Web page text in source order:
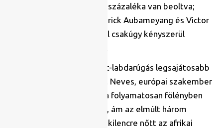
csupán a kontinens három százaléka van beoltva;
fertőzés miatt Pierre-Emerick Aubameyang és Victor
Osimhen minden bizonnyal csakúgy kényszerül
Mégis az afrikai válogatott-labdarúgás legsajátosabb
dilemmája az edzőkérdés. Neves, európai szakember
vagy hazai edző? 2006 óta folyamatosan fölényben
voltak a külföldi mesterek, ám az elmúlt három
kontinenstornán háromról kilencre nőtt az afrikai